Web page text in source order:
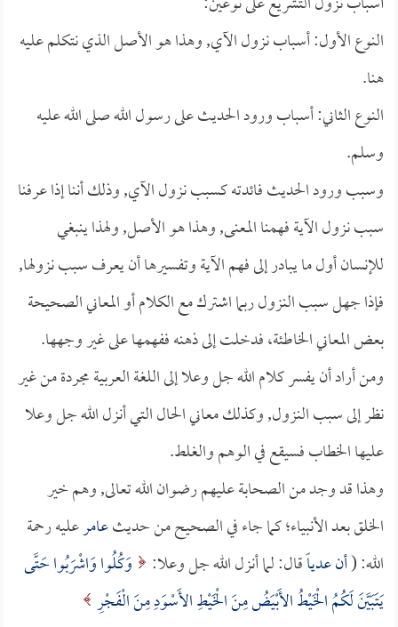
النوع الأول: أسباب نزول الآي, وهذا هو الأصل الذي نتكلم عليه
هنا.
النوع الثاني: أسباب ورود الحديث على رسول الله صلى الله عليه
وسلم.
وسبب ورود الحديث فائدته كسبب نزول الآي, وذلك أننا إذا عرفنا
سبب نزول الآية فهمنا المعنى, وهذا هو الأصل, ولهذا ينبغي
للإنسان أول ما يبادر إلى فهم الآية وتفسيرها أن يعرف سبب نزولها,
فإذا جهل سبب النزول ربما اشترك مع الكلام أو المعاني الصحيحة
بعض المعاني الخاطئة، فدخلت إلى ذهنه ففهمها على غير وجهها.
ومن أراد أن يفسر كلام الله جل وعلا إلى اللغة العربية مجردة من غير
نظر إلى سبب النزول, وكذلك معاني الحال التي أنزل الله جل وعلا
عليها الخطاب فسيقع في الوهم والغلط.
وهذا قد وجد من الصحابة عليهم رضوان الله تعالى, وهم خير
الخلق بعد الأنبياء؛ كما جاء في الصحيح من حديثعامرعليه رحمة
الله: (أنعدياًقال: لما أنزل الله جل وعلا:
وَكُلُوا وَاشْرَبُوا حَتَّى
يَتَبَيَّنَ لَكُمُ الْخَيْطُ الأَبْيَضُ مِنَ الْخَيْطِ الأَسْوَدِ مِنَ الْفَجْرِ